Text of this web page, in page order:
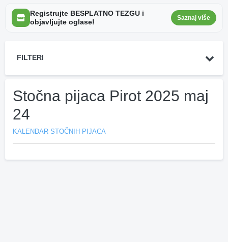
Registrujte BESPLATNO TEZGU i
objavljujte oglase!
Saznaj više
FILTERI
Stočna pijaca Pirot 2025 maj
24
KALENDAR STOČNIH PIJACA